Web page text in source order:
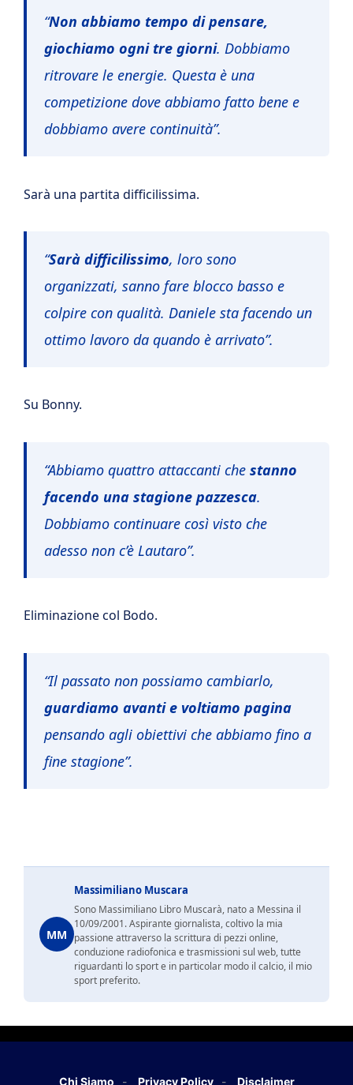
“Non abbiamo tempo di pensare,
giochiamo ogni tre giorni. Dobbiamo
ritrovare le energie. Questa è una
competizione dove abbiamo fatto bene e
dobbiamo avere continuità”.
Sarà una partita difficilissima.
“Sarà difficilissimo, loro sono
organizzati, sanno fare blocco basso e
colpire con qualità. Daniele sta facendo un
ottimo lavoro da quando è arrivato”.
Su Bonny.
“Abbiamo quattro attaccanti che stanno
facendo una stagione pazzesca.
Dobbiamo continuare così visto che
adesso non c’è Lautaro”.
Eliminazione col Bodo.
“Il passato non possiamo cambiarlo,
guardiamo avanti e voltiamo pagina
pensando agli obiettivi che abbiamo fino a
fine stagione”.
MM
Massimiliano Muscara
Sono Massimiliano Libro Muscarà, nato a Messina il
10/09/2001. Aspirante giornalista, coltivo la mia
passione attraverso la scrittura di pezzi online,
conduzione radiofonica e trasmissioni sul web, tutte
riguardanti lo sport e in particolar modo il calcio, il mio
sport preferito.
Chi Siamo Privacy Policy Disclaimer